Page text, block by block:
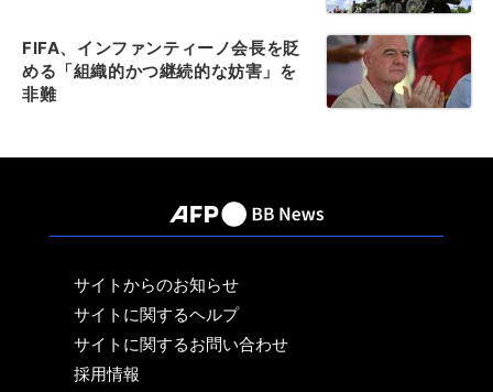
FIFA、インファンティーノ会長を貶
める「組織的かつ継続的な妨害」を
非難
サイトからのお知らせ
サイトに関するヘルプ
サイトに関するお問い合わせ
採用情報